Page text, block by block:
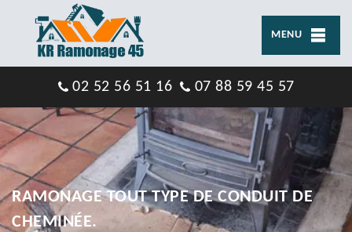
MENU
02 52 56 51 16 07 88 59 45 57
RAMONAGE TOUT TYPE DE CONDUIT DE
CHEMINÉE.